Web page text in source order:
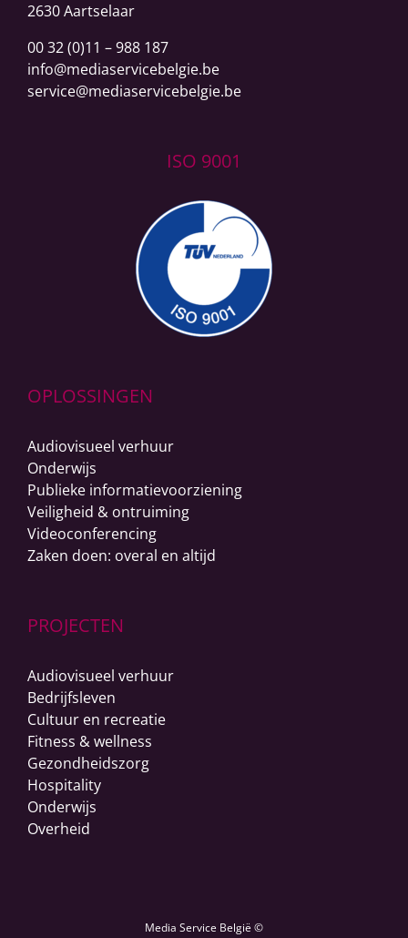
2630 Aartselaar
00 32 (0)11 – 988 187
info@mediaservicebelgie.be
service@mediaservicebelgie.be
ISO 9001
OPLOSSINGEN
Audiovisueel verhuur
Onderwijs
Publieke informatievoorziening
Veiligheid & ontruiming
Videoconferencing
Zaken doen: overal en altijd
PROJECTEN
Audiovisueel verhuur
Bedrijfsleven
Cultuur en recreatie
Fitness & wellness
Gezondheidszorg
Hospitality
Onderwijs
Overheid
Media Service België ©